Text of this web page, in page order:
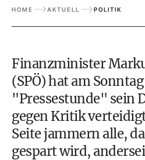
HOME AKTUELL POLITIK
Finanzminister
(SPÖ) hat am
"Pressestunde" sein
gegen Kritik
Seite jammern alle,
gespart wird,